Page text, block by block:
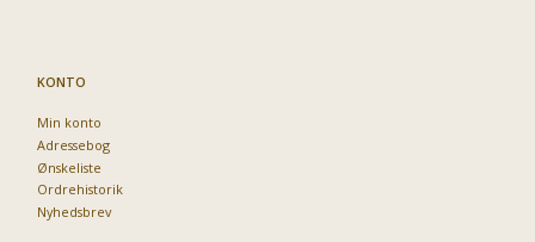
KONTO
Min konto
Adressebog
Ønskeliste
Ordrehistorik
Nyhedsbrev